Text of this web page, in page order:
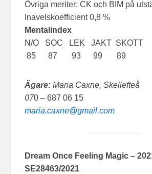
Övriga meriter: CK och BIM på
Inavelskoefficient 0,8 %
Mentalindex
N/O SOC LEK JAKT SKOTT
85 87 93 99 89
Ägare:Maria Caxne, Skellefteå
070 – 687 06 15
maria.caxne@gmail.com
Dream Once Feeling Magic –
SE28463/2021